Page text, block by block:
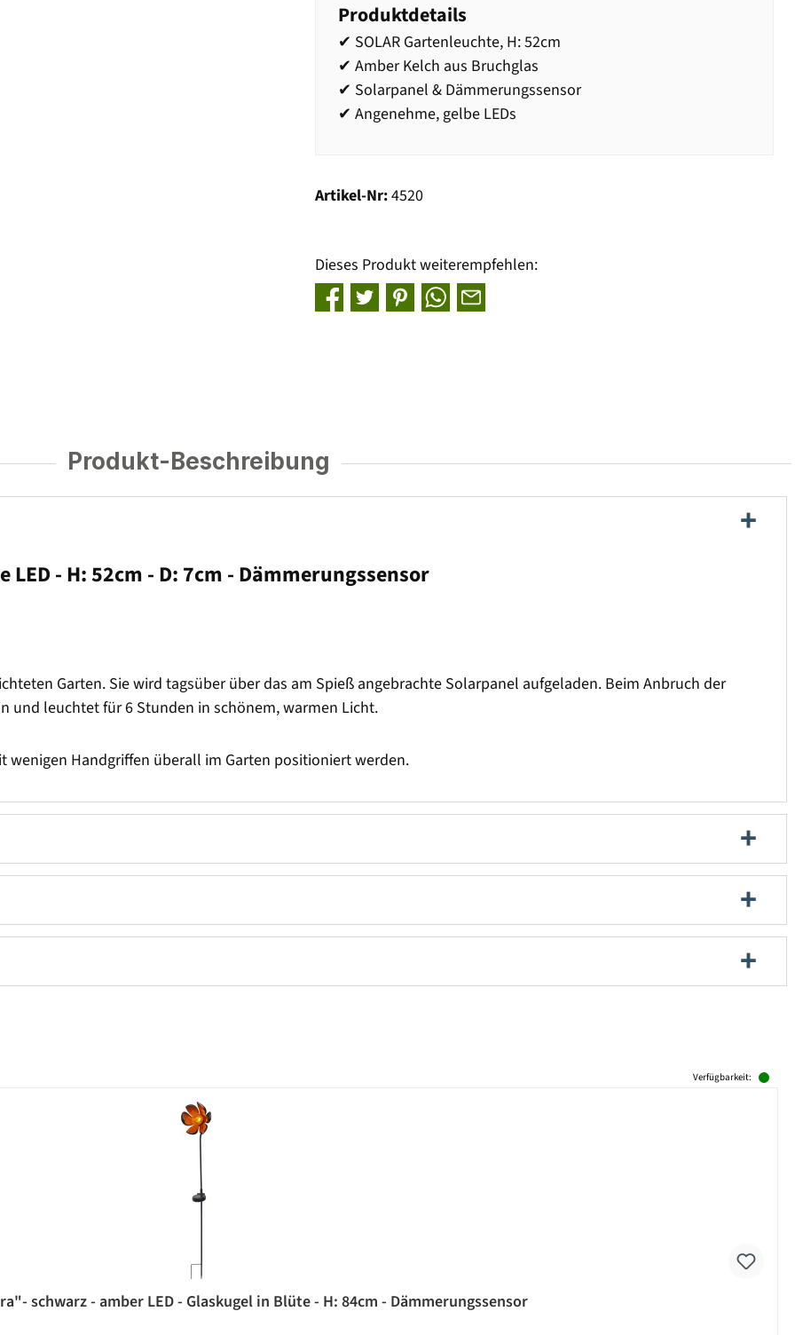
Produktdetails
✔ SOLAR Gartenleuchte, H: 52cm
✔ Amber Kelch aus Bruchglas
✔ Solarpanel & Dämmerungssensor
✔ Angenehme, gelbe LEDs
Artikel-Nr:4520
Dieses Produkt weiterempfehlen:
Produkt-Beschreibung
- H: 52cm - D: 7cm - Dämmerungssensor
Garten. Sie wird tagsüber über das am Spieß angebrachte Solarpanel aufgeladen. Beim Anbruch der
und leuchtet für 6 Stunden in schönem, warmen Licht.
Handgriffen überall im Garten positioniert werden.
Verfügbarkeit:
schwarz - amber LED - Glaskugel in Blüte - H: 84cm - Dämmerungssensor